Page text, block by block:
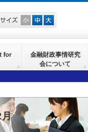
for
金融財政事情研究
会について